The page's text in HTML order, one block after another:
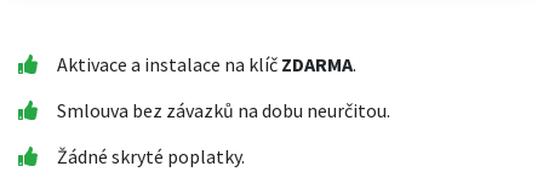
Aktivace a instalace na klíč ZDARMA.
Smlouva bez závazků na dobu neurčitou.
Žádné skryté poplatky.